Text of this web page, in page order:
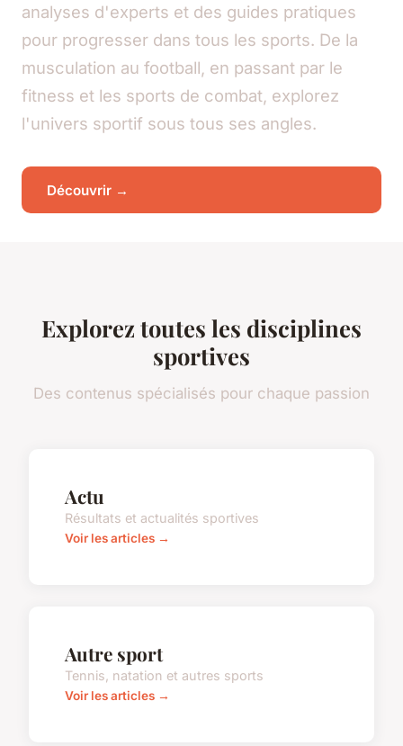
analyses d'experts et des guides pratiques
pour progresser dans tous les sports. De la
musculation au football, en passant par le
fitness et les sports de combat, explorez
l'univers sportif sous tous ses angles.
Découvrir →
Explorez toutes les disciplines
sportives
Des contenus spécialisés pour chaque passion
Actu
Résultats et actualités sportives
Voir les articles →
Autre sport
Tennis, natation et autres sports
Voir les articles →